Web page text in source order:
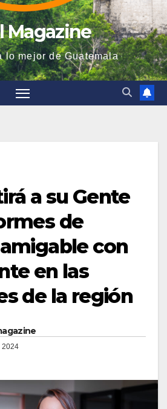
Magazine
lo mejor de Guatemala
a su Gente
de
con
en las
de la región
2024